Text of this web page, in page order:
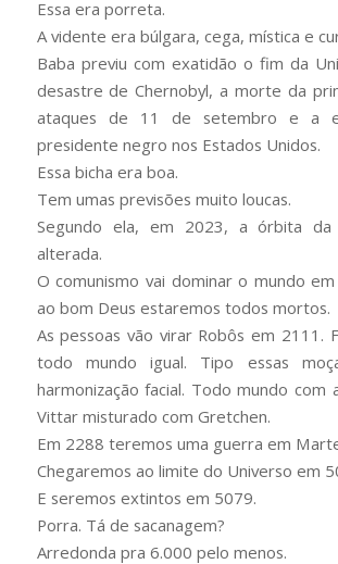
Essa era porreta.
A vidente era búlgara, cega, mística e
Baba previu com exatidão o fim da
desastre de Chernobyl, a morte da
ataques de 11 de setembro e a
presidente negro nos Estados Unidos.
Essa bicha era boa.
Tem umas previsões muito loucas.
Segundo ela, em 2023, a órbita
alterada.
O comunismo vai dominar o mundo
ao bom Deus estaremos todos mortos.
As pessoas vão virar Robôs em 2111.
todo mundo igual. Tipo essas
harmonização facial. Todo mundo com
Vittar misturado com Gretchen.
Em 2288 teremos uma guerra em
Chegaremos ao limite do Universo em
E seremos extintos em 5079.
Porra. Tá de sacanagem?
Arredonda pra 6.000 pelo menos.